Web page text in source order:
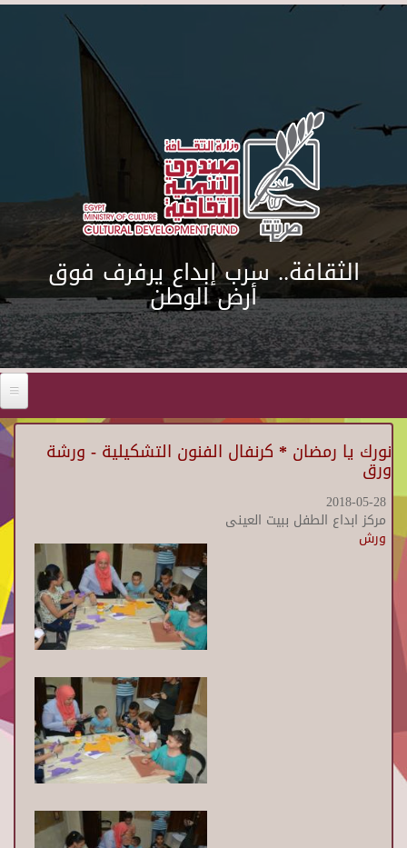
Skip to main content
الثقافة.. سرب إبداع يرفرف فوق
أرض الوطن
نورك يا رمضان * كرنفال الفنون التشكيلية - ورشة
ورق
2018-05-28
مركز ابداع الطفل ببيت العينى
ورش